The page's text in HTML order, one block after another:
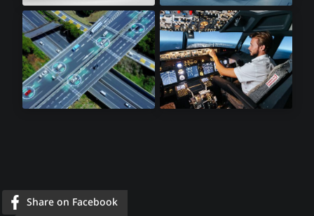
8K电视​ 汽车工业
Share on Facebook